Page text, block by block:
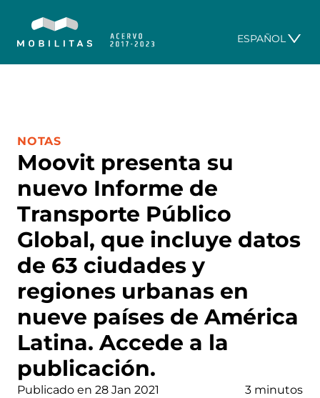
ESPAÑOL
Moovit presenta su
nuevo Informe de
Transporte Público
Global, que incluye datos
de 63 ciudades y
regiones urbanas en
nueve países de América
Latina. Accede a la
publicación.
CATEGORÍA:
NOTAS
Publicado en 28 Jan 2021 3 minutos